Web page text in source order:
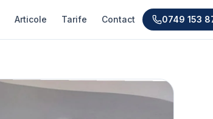
Articole Tarife Contact 0749 153